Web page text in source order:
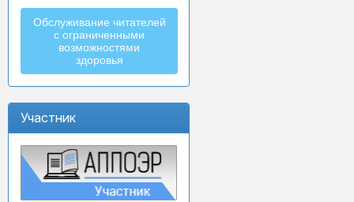
Обслуживание читателей
с ограниченными
возможностями
здоровья
Участник